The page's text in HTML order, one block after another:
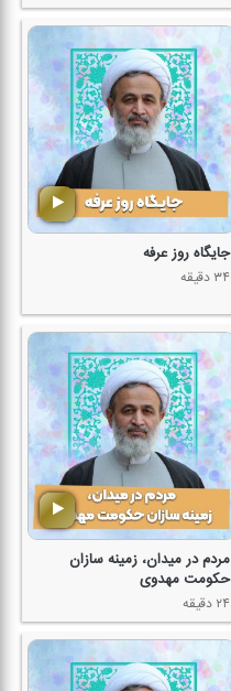
جایگاه روز عرفه
۳۴ دقیقه
مردم در میدان، زمینه سازان
حكومت مهدوی
۲۴ دقیقه